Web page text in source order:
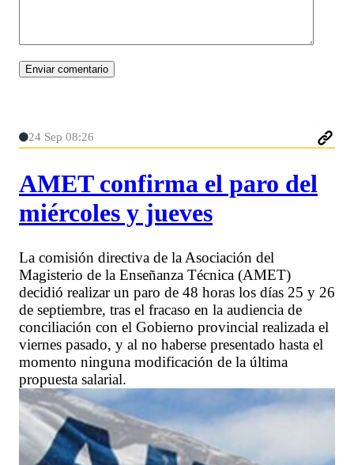
24 Sep 08:26
AMET confirma el paro del
miércoles y jueves
La comisión directiva de la Asociación del
Magisterio de la Enseñanza Técnica (AMET)
decidió realizar un paro de 48 horas los días 25 y 26
de septiembre, tras el fracaso en la audiencia de
conciliación con el Gobierno provincial realizada el
viernes pasado, y al no haberse presentado hasta el
momento ninguna modificación de la última
propuesta salarial.